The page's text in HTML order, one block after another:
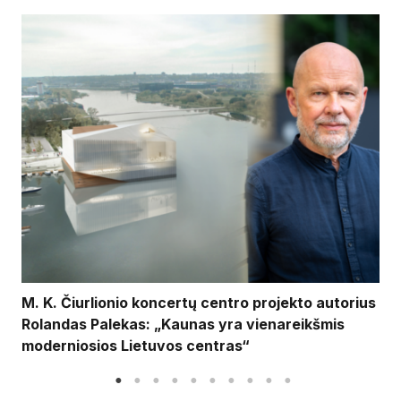
M. K. Čiurlionio koncertų centro projekto autorius
Rolandas Palekas: „Kaunas yra vienareikšmis
moderniosios Lietuvos centras“